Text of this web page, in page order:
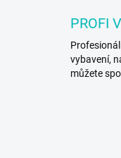
PROFI
vybavení,
můžete